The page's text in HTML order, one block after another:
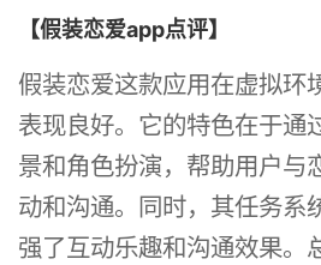
【假装恋爱app点评】
假装恋爱这款应用在虚拟环
表现良好。它的特色在于通
景和角色扮演，帮助用户与
动和沟通。同时，其任务系
强了互动乐趣和沟通效果。